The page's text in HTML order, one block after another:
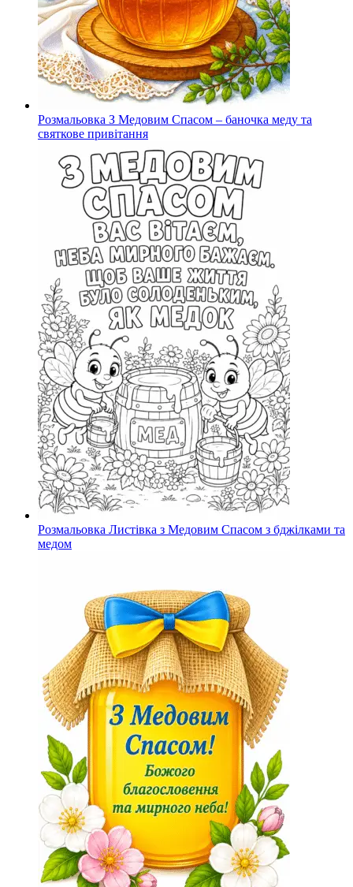
Розмальовка З Медовим Спасом – баночка меду та
святкове привітання
Розмальовка Листівка з Медовим Спасом з бджілками та
медом